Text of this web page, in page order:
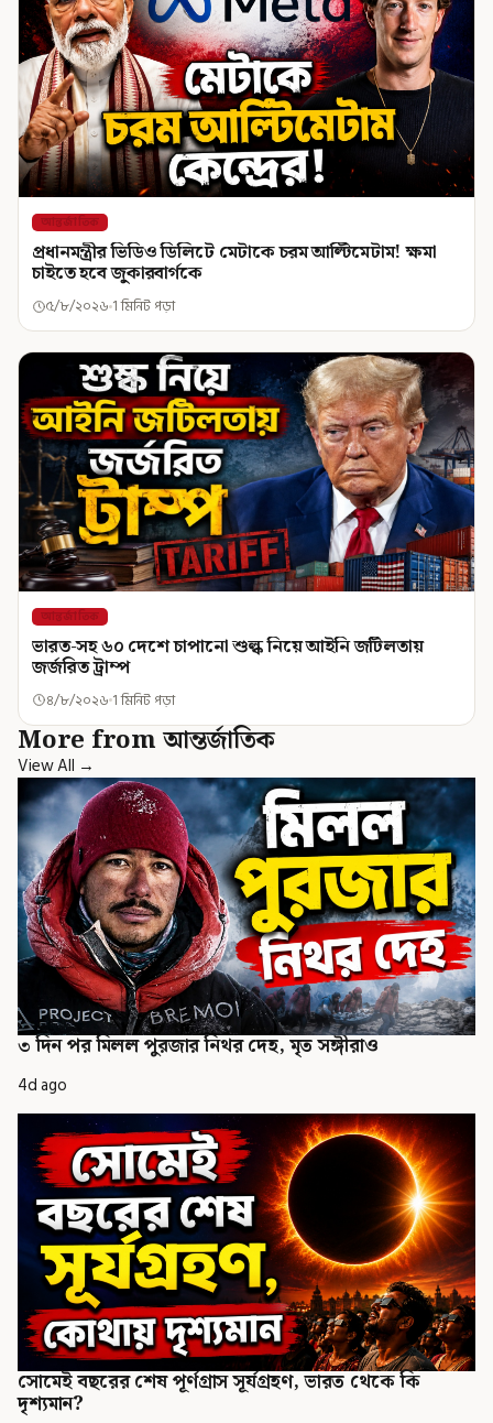
আন্তর্জাতিক
প্রধানমন্ত্রীর ভিডিও ডিলিটে মেটাকে চরম আল্টিমেটাম! ক্ষমা
চাইতে হবে জুকারবার্গকে
৫/৮/২০২৬ 1 মিনিট পড়া
আন্তর্জাতিক
ভারত-সহ ৬০ দেশে চাপানো শুল্ক নিয়ে আইনি জটিলতায়
জর্জরিত ট্রাম্প
৪/৮/২০২৬ 1 মিনিট পড়া
More from আন্তর্জাতিক
View All →
৩ দিন পর মিলল পুরজার নিথর দেহ, মৃত সঙ্গীরাও
4d ago
সোমেই বছরের শেষ পূর্ণগ্রাস সূর্যগ্রহণ, ভারত থেকে কি
দৃশ্যমান?